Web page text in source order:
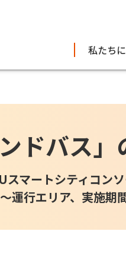
私たち
ドバス
スマートシティコン
～運行エリア、実施期